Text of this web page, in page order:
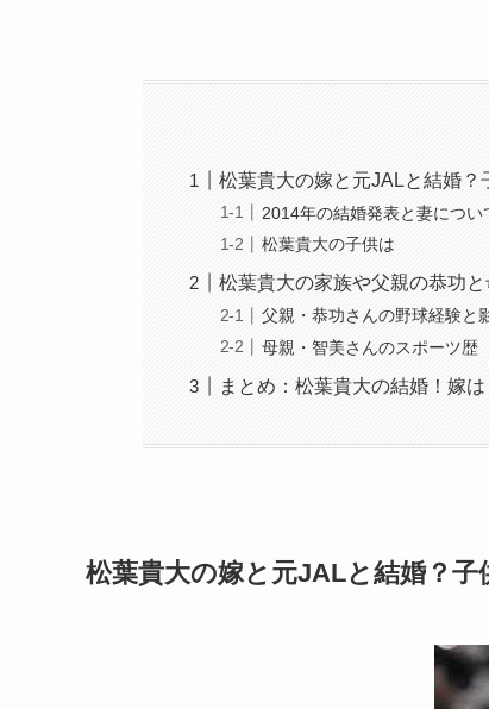
松葉貴大の嫁と元JALと結婚？
2014年の結婚発表と妻につい
松葉貴大の子供は
松葉貴大の家族や父親の恭功
父親・恭功さんの野球経験と
母親・智美さんのスポーツ歴
まとめ：松葉貴大の結婚！嫁
松葉貴大の嫁と元JALと結婚？子